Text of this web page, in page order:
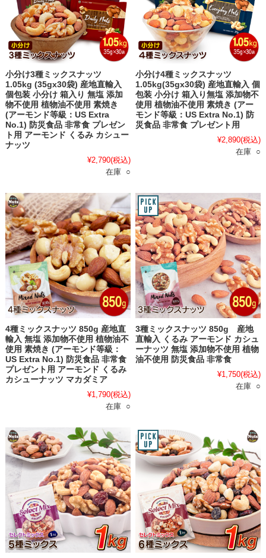
小分け3種ミックスナッツ
1.05kg (35gx30袋) 産地直輸入
個包装 小分け 箱入り 無塩 添加
物不使用 植物油不使用 素焼き
(アーモンド等級：US Extra
No.1) 防災食品 非常食 プレゼン
ト用 アーモンド くるみ カシュー
ナッツ
¥2,790(税込)
在庫 ○
小分け4種ミックスナッツ
1.05kg(35gx30袋) 産地直輸入 個
包装 小分け 箱入り無塩 添加物不
使用 植物油不使用 素焼き (アー
モンド等級：US Extra No.1) 防
災食品 非常食 プレゼント用
¥2,890(税込)
在庫 ○
4種ミックスナッツ 850g 産地直
輸入 無塩 添加物不使用 植物油不
使用 素焼き (アーモンド等級：
US Extra No.1) 防災食品 非常食
プレゼント用 アーモンド くるみ
カシューナッツ マカダミア
¥1,790(税込)
在庫 ○
3種ミックスナッツ 850g 産地
直輸入 くるみ アーモンド カシュ
ーナッツ 無塩 添加物不使用 植物
油不使用 防災食品 非常食
¥1,750(税込)
在庫 ○